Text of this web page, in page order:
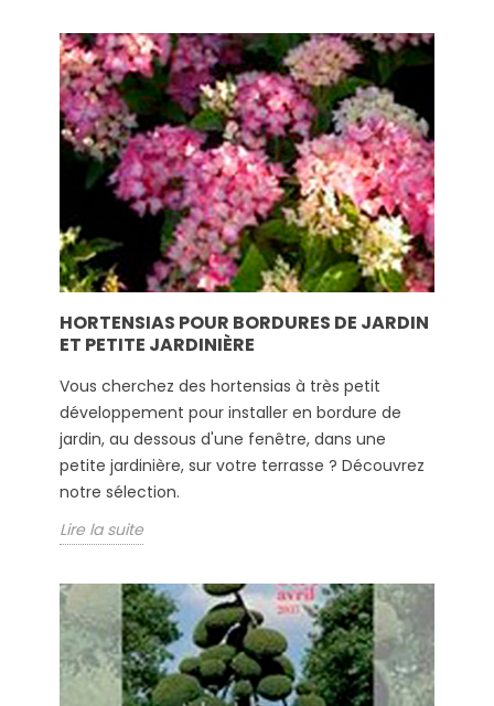
HORTENSIAS POUR BORDURES DE JARDIN
ET PETITE JARDINIÈRE
Vous cherchez des hortensias à très petit
développement pour installer en bordure de
jardin, au dessous d'une fenêtre, dans une
petite jardinière, sur votre terrasse ? Découvrez
notre sélection.
Lire la suite